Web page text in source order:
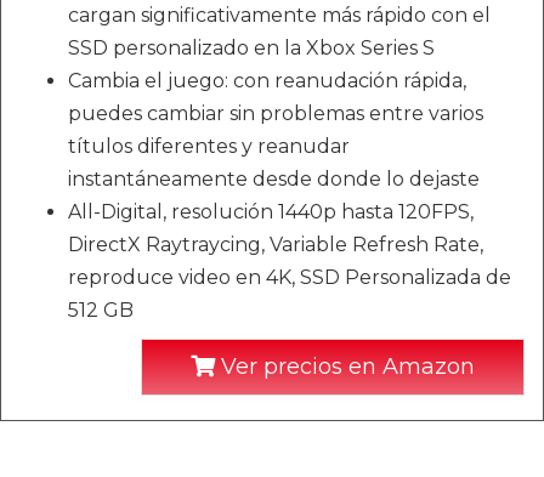
cargan significativamente más rápido con el
SSD personalizado en la Xbox Series S
Cambia el juego: con reanudación rápida,
puedes cambiar sin problemas entre varios
títulos diferentes y reanudar
instantáneamente desde donde lo dejaste
All-Digital, resolución 1440p hasta 120FPS,
DirectX Raytraycing, Variable Refresh Rate,
reproduce video en 4K, SSD Personalizada de
512 GB
Ver precios en Amazon